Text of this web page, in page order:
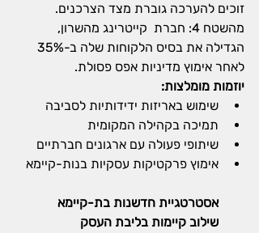
זוכים להערכה גוברת מצד הצרכנים.
מהשטח 4: חברת  קייטרינג מהשרון,
לאחר אימוץ מדיניות אפס פסולת.
יוזמות מומלצות:
שימוש באריזות ידידותיות לסביבה
תמיכה בקהילה המקומית
שיתופי פעולה עם ארגונים חברתיים
אימוץ פרקטיקות עסקיות בנות-קיימא
אסטרטגיית חדשנות בת-קיימא
שילוב קיימות בליבת העסק